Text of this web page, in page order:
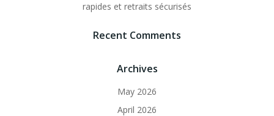
rapides et retraits sécurisés
Recent Comments
Archives
May 2026
April 2026